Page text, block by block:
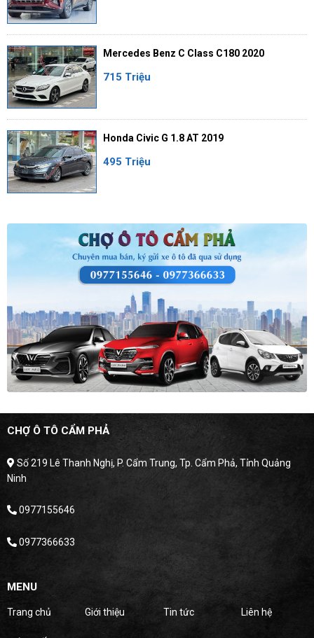
Mercedes Benz C Class C180 2020
715 Triệu
Honda Civic G 1.8 AT 2019
495 Triệu
CHỢ Ô TÔ CẨM PHẢ
Số 219 Lê Thanh Nghị, P. Cẩm Trung, Tp. Cẩm Phả, Tỉnh Quảng
Ninh
0977155646
0977366633
MENU
Trang chủ Giới thiệu Tin tức Liên hệ